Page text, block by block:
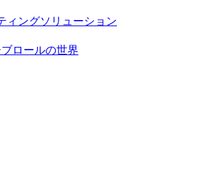
ィングソリューション
ロールの世界